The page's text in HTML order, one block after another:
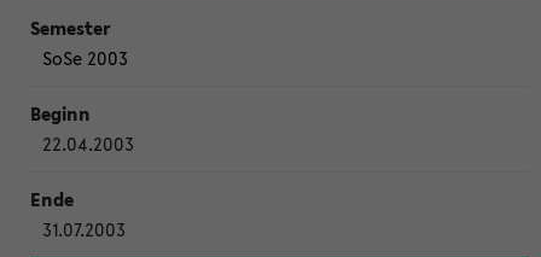
SoSe 2003
22.04.2003
31.07.2003